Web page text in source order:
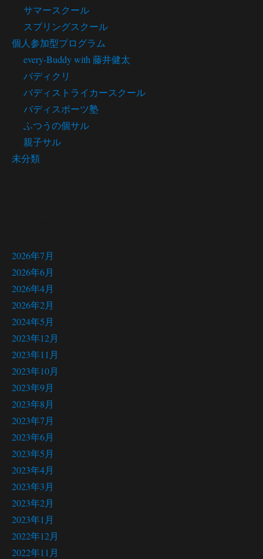
サマースクール
スプリングスクール
個人参加型プログラム
every-Buddy with 藤井健太
バディクリ
バディストライカースクール
バディスポーツ塾
ふつうの個サル
親子サル
未分類
2026年7月
2026年6月
2026年4月
2026年2月
2024年5月
2023年12月
2023年11月
2023年10月
2023年9月
2023年8月
2023年7月
2023年6月
2023年5月
2023年4月
2023年3月
2023年2月
2023年1月
2022年12月
2022年11月